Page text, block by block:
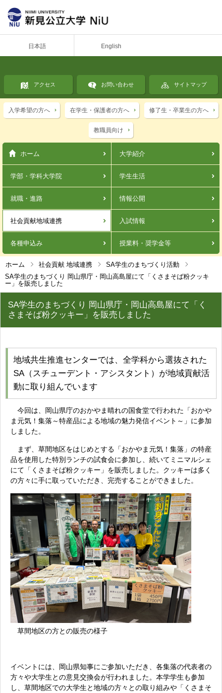
日本語 English
アクセス お問い合わせ サイトマップ
入学希望の方へ 在学生・保護者の方へ 修了生・卒業生の方へ
教職員向け
ホーム 大学紹介
学部・学科大学院 学生生活
就職・進路 情報公開
社会貢献地域連携 入試情報
各種申込み 授業料・奨学金等
ホーム 社会貢献 地域連携
SA学生のまちづくり活動
SA学生のまちづくり 岡山県庁・岡山高島屋にて「くさまそば粉クッキ
ー」を販売しました
SA学生のまちづくり 岡山県庁・岡山高島屋にて「く
さまそば粉クッキー」を販売しました
地域共生推進センターでは、全学科から選抜された
SA（スチューデント・アシスタント）が地域貢献活
動に取り組んでいます
今回は、岡山県庁のおかやま晴れの国食堂で行われた「おかや
ま元気！集落～特産品による地域の魅力発信イベント～」に参加
しました。
まず、草間地区をはじめとする「おかやま元気！集落」の特産
品を使用した特別ランチの試食会に参加し、続いてミニマルシェ
にて「くさまそば粉クッキー」を販売しました。クッキーは多く
の方々に手に取っていただき、完売することができました。
草間地区の方との販売の様子
イベントには、岡山県知事にご参加いただき、各集落の代表者の
方々や大学生との意見交換会が行われました。本学学生も参加
し、草間地区での大学生と地域の方々との取り組みや「くさまそ